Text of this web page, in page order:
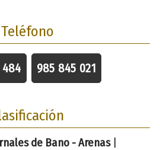
Teléfono
985 845 021
de Bano - Arenas|